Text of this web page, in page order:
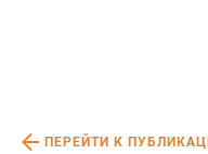
ПЕРЕЙТИ К